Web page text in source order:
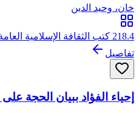
خان، وحيد الدين
218.4 كتب الثقافة الإسلامية العامة
تفاصيل
إحياء الفؤاد ببيان الحجة على